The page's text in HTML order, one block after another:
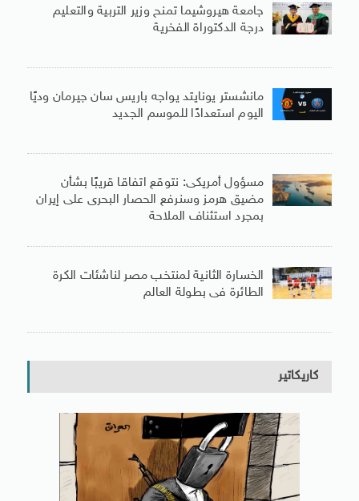
جامعة هيروشيما تمنح وزير التربية والتعليم
درجة الدكتوراة الفخرية
مانشستر يونايتد يواجه باريس سان جيرمان وديًا
اليوم استعدادًا للموسم الجديد
مسؤول أمريكى: نتوقع اتفاقا قريبًا بشأن
مضيق هرمز وسنرفع الحصار البحرى على إيران
بمجرد استئناف الملاحة
الخسارة الثانية لمنتخب مصر لناشئات الكرة
الطائرة فى بطولة العالم
كاريكاتير